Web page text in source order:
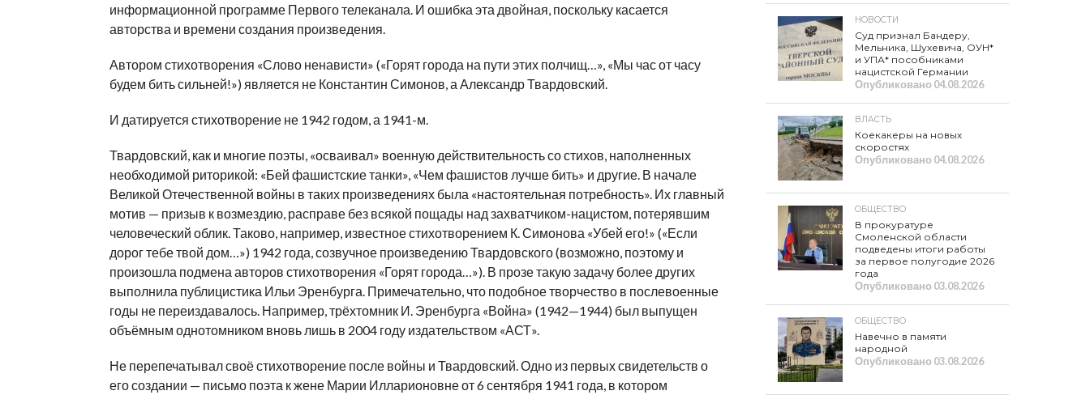
информационной программе Первого телеканала. И ошибка эта двойная, поскольку касается
авторства и времени создания произведения.
Автором стихотворения «Слово ненависти» («Горят города на пути этих полчищ…», «Мы час от часу
будем бить сильней!») является не Константин Симонов, а Александр Твардовский.
И датируется стихотворение не 1942 годом, а 1941-м.
Твардовский, как и многие поэты, «осваивал» военную действительность со стихов, наполненных
необходимой риторикой: «Бей фашистские танки», «Чем фашистов лучше бить» и другие. В начале
Великой Отечественной войны в таких произведениях была «настоятельная потребность». Их главный
мотив — призыв к возмездию, расправе без всякой пощады над захватчиком-нацистом, потерявшим
человеческий облик. Таково, например, известное стихотворением К. Симонова «Убей его!» («Если
дорог тебе твой дом…») 1942 года, созвучное произведению Твардовского (возможно, поэтому и
произошла подмена авторов стихотворения «Горят города…»). В прозе такую задачу более других
выполнила публицистика Ильи Эренбурга. Примечательно, что подобное творчество в послевоенные
годы не переиздавалось. Например, трёхтомник И. Эренбурга «Война» (1942—1944) был выпущен
объёмным однотомником вновь лишь в 2004 году издательством «АСТ».
Не перепечатывал своё стихотворение после войны и Твардовский. Одно из первых свидетельств о
его создании — письмо поэта к жене Марии Илларионовне от 6 сентября 1941 года, в котором
НОВОСТИ
Суд признал Бандеру,
Мельника, Шухевича, ОУН*
и УПА* пособниками
нацистской Германии
Опубликовано04.08.2026
ВЛАСТЬ
Коекакеры на новых
скоростях
Опубликовано04.08.2026
ОБЩЕСТВО
В прокуратуре
Смоленской области
подведены итоги работы
за первое полугодие 2026
года
Опубликовано03.08.2026
ОБЩЕСТВО
Навечно в памяти
народной
Опубликовано03.08.2026